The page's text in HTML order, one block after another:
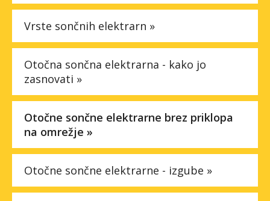
Vrste sončnih elektrarn »
Otočna sončna elektrarna - kako jo
zasnovati »
Otočne sončne elektrarne brez priklopa
na omrežje »
Otočne sončne elektrarne - izgube »